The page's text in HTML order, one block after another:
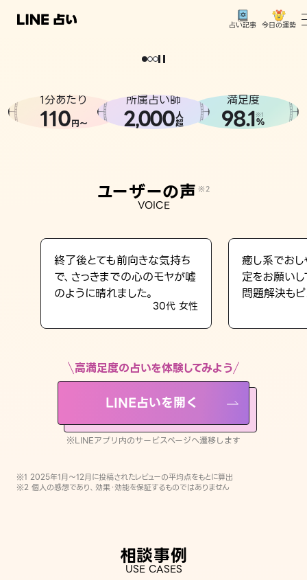
占い記事 今日の運勢
相談事例
LINE占いを開く
※LINEアプリ内のサービスページへ遷移します
どうせなら
。
1分あたり
110円〜
所属占い師
2,000人
超
満足度
98.1※1
%
ユーザーの声 ※2
VOICE
終了後とても前向きな気持ち
で、さっきまでの心のモヤが嘘
のように晴れました。
30代 女性
癒し系でおし
定をお願い
問題解決もピ
高満足度の占いを体験してみよう
LINE占いを開く
※LINEアプリ内のサービスページへ遷移します
※1 2025年1月〜12月に投稿されたレビューの平均点をもとに算出
※2 個人の感想であり、効果・効能を保証するものではありません
相談事例
USE CASES